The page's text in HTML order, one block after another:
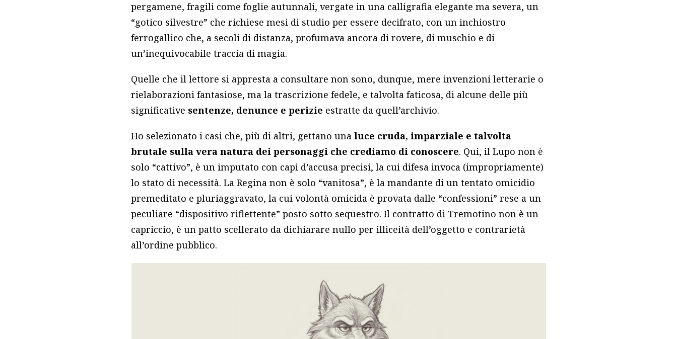
pergamene, fragili come foglie autunnali, vergate in una calligrafia elegante ma severa, un
“gotico silvestre” che richiese mesi di studio per essere decifrato, con un inchiostro
ferrogallico che, a secoli di distanza, profumava ancora di rovere, di muschio e di
un’inequivocabile traccia di magia.
Quelle che il lettore si appresta a consultare non sono, dunque, mere invenzioni letterarie o
rielaborazioni fantasiose, ma la trascrizione fedele, e talvolta faticosa, di alcune delle più
significative sentenze, denunce e perizie estratte da quell’archivio.
Ho selezionato i casi che, più di altri, gettano unaluce cruda, imparziale e talvolta
brutale sulla vera natura dei personaggi che crediamo di conoscere. Qui, il Lupo non è
solo “cattivo”, è un imputato con capi d’accusa precisi, la cui difesa invoca (impropriamente)
lo stato di necessità. La Regina non è solo “vanitosa”, è la mandante di un tentato omicidio
premeditato e pluriaggravato, la cui volontà omicida è provata dalle “confessioni” rese a un
peculiare “dispositivo riflettente” posto sotto sequestro. Il contratto di Tremotino non è un
capriccio, è un patto scellerato da dichiarare nullo per illiceità dell’oggetto e contrarietà
all’ordine pubblico.